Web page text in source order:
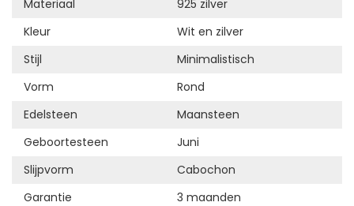
Materiaal
925 zilver
Kleur
Wit en zilver
Stijl
Minimalistisch
Vorm
Rond
Edelsteen
Maansteen
Geboortesteen
Juni
Slijpvorm
Cabochon
Garantie
3 maanden